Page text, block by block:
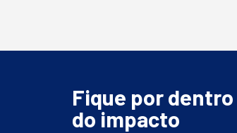
Fique por dentro
do impacto